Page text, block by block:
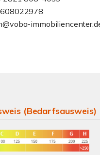
(Bedarfsausweis)